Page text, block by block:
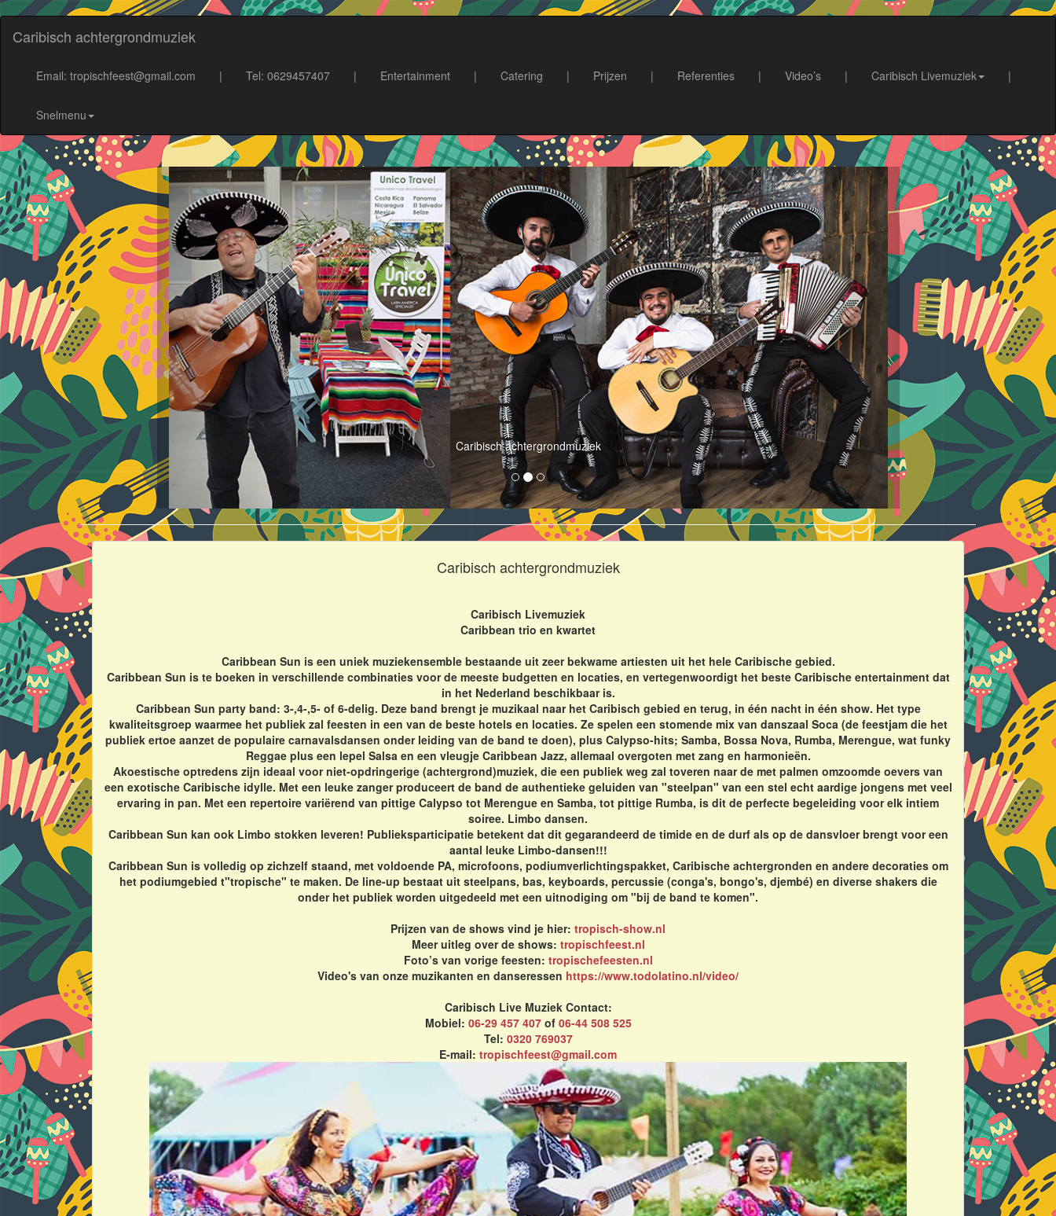
Caribisch achtergrondmuziek
Email: tropischfeest@gmail.com | Tel: 0629457407 | Entertainment | Catering | Prijzen | Referenties | Video’s | Caribisch Livemuziek |
Snelmenu
Caribisch achtergrondmuziek
Caribisch achtergrondmuziek
Caribisch Livemuziek
Caribbean trio en kwartet
Caribbean Sun is een uniek muziekensemble bestaande uit zeer bekwame artiesten uit het hele Caribische gebied.
Caribbean Sun is te boeken in verschillende combinaties voor de meeste budgetten en locaties, en vertegenwoordigt het beste Caribische entertainment dat
in het Nederland beschikbaar is.
Caribbean Sun party band: 3-,4-,5- of 6-delig. Deze band brengt je muzikaal naar het Caribisch gebied en terug, in één nacht in één show. Het type
kwaliteitsgroep waarmee het publiek zal feesten in een van de beste hotels en locaties. Ze spelen een stomende mix van danszaal Soca (de feestjam die het
publiek ertoe aanzet de populaire carnavalsdansen onder leiding van de band te doen), plus Calypso-hits; Samba, Bossa Nova, Rumba, Merengue, wat funky
Reggae plus een lepel Salsa en een vleugje Caribbean Jazz, allemaal overgoten met zang en harmonieën.
Akoestische optredens zijn ideaal voor niet-opdringerige (achtergrond)muziek, die een publiek weg zal toveren naar de met palmen omzoomde oevers van
een exotische Caribische idylle. Met een leuke zanger produceert de band de authentieke geluiden van "steelpan" van een stel echt aardige jongens met veel
ervaring in pan. Met een repertoire variërend van pittige Calypso tot Merengue en Samba, tot pittige Rumba, is dit de perfecte begeleiding voor elk intiem
soiree. Limbo dansen.
Caribbean Sun kan ook Limbo stokken leveren! Publieksparticipatie betekent dat dit gegarandeerd de timide en de durf als op de dansvloer brengt voor een
aantal leuke Limbo-dansen!!!
Caribbean Sun is volledig op zichzelf staand, met voldoende PA, microfoons, podiumverlichtingspakket, Caribische achtergronden en andere decoraties om
het podiumgebied t"tropische" te maken. De line-up bestaat uit steelpans, bas, keyboards, percussie (conga's, bongo's, djembé) en diverse shakers die
onder het publiek worden uitgedeeld met een uitnodiging om "bij de band te komen".
Prijzen van de shows vind je hier: tropisch-show.nl
Meer uitleg over de shows: tropischfeest.nl
Foto’s van vorige feesten: tropischefeesten.nl
Video's van onze muzikanten en danseressen https://www.todolatino.nl/video/
Caribisch Live Muziek Contact:
Mobiel: 06-29 457 407of 06-44 508 525
Tel: 0320 769037
E-mail: tropischfeest@gmail.com